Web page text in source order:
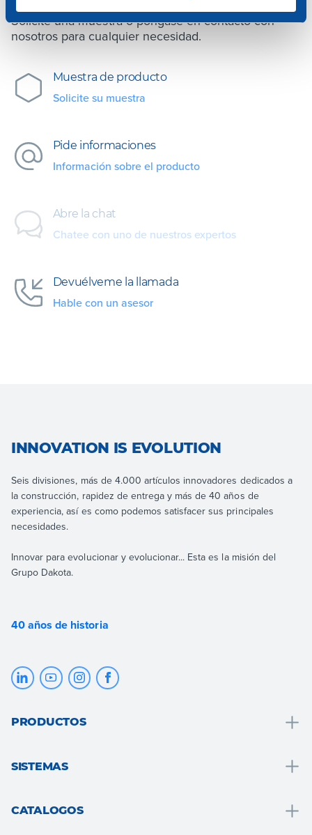
Solicite una muestra o póngase en contacto con
nosotros para cualquier necesidad.
Muestra de producto
Solicite su muestra
Pide informaciones
Información sobre el producto
Abre la chat
Chatee con uno de nuestros expertos
Devuélveme la llamada
Hable con un asesor
INNOVATION IS EVOLUTION
Seis divisiones, más de 4.000 artículos innovadores dedicados a
la construcción, rapidez de entrega y más de 40 años de
experiencia, así es como podemos satisfacer sus principales
necesidades.
Innovar para evolucionar y evolucionar... Esta es la misión del
Grupo Dakota.
40 años de historia
PRODUCTOS
SISTEMAS
CATALOGOS